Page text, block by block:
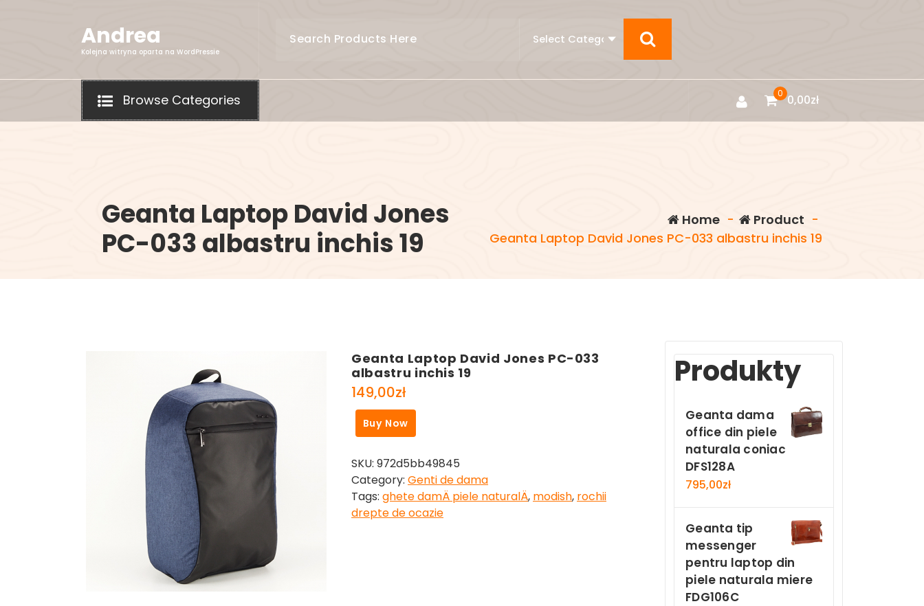
Andrea
Kolejna witryna oparta na WordPressie
Browse Categories 0 0,00zł
Geanta Laptop David Jones
PC-033 albastru inchis 19
Home - Product -
Geanta Laptop David Jones PC-033 albastru inchis 19
Geanta Laptop David Jones PC-033
albastru inchis 19
149,00zł
Buy Now
SKU: 972d5bb49845
Category: Genti de dama
Tags: ghete damÄ piele naturalÄ, modish, rochii
drepte de ocazie
Produkty
Geanta dama
office din piele
naturala coniac
DFS128A
795,00zł
Geanta tip
messenger
pentru laptop din
piele naturala miere
FDG106C